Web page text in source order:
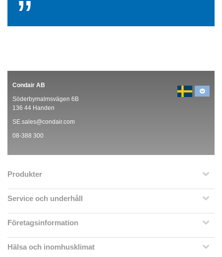
Condair AB
Söderbymalmsvägen 6B
136 44 Handen
SE.sales@condair.com
08-388 300
Produkter
Service och underhåll
Företagsinformation
Hälsa och inomhusklimat